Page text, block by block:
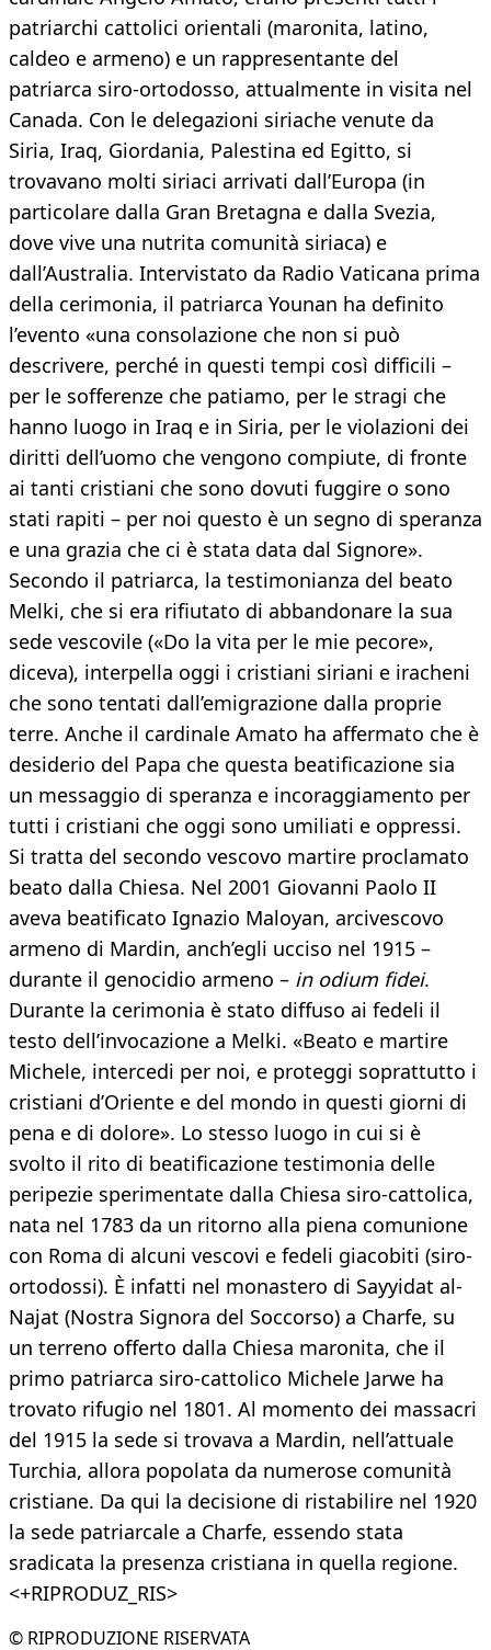
patriarchi cattolici orientali (maronita, latino,
caldeo e armeno) e un rappresentante del
patriarca siro-ortodosso, attualmente in visita nel
Canada. Con le delegazioni siriache venute da
Siria, Iraq, Giordania, Palestina ed Egitto, si
trovavano molti siriaci arrivati dall’Europa (in
particolare dalla Gran Bretagna e dalla Svezia,
dove vive una nutrita comunità siriaca) e
dall’Australia. Intervistato da Radio Vaticana prima
della cerimonia, il patriarca Younan ha definito
l’evento «una consolazione che non si può
descrivere, perché in questi tempi così difficili –
per le sofferenze che patiamo, per le stragi che
hanno luogo in Iraq e in Siria, per le violazioni dei
diritti dell’uomo che vengono compiute, di fronte
ai tanti cristiani che sono dovuti fuggire o sono
stati rapiti – per noi questo è un segno di speranza
e una grazia che ci è stata data dal Signore».
Secondo il patriarca, la testimonianza del beato
Melki, che si era rifiutato di abbandonare la sua
sede vescovile («Do la vita per le mie pecore»,
diceva), interpella oggi i cristiani siriani e iracheni
che sono tentati dall’emigrazione dalla proprie
terre. Anche il cardinale Amato ha affermato che è
desiderio del Papa che questa beatificazione sia
un messaggio di speranza e incoraggiamento per
tutti i cristiani che oggi sono umiliati e oppressi.
Si tratta del secondo vescovo martire proclamato
beato dalla Chiesa. Nel 2001 Giovanni Paolo II
aveva beatificato Ignazio Maloyan, arcivescovo
armeno di Mardin, anch’egli ucciso nel 1915 –
durante il genocidio armeno – in odium fidei.
Durante la cerimonia è stato diffuso ai fedeli il
testo dell’invocazione a Melki. «Beato e martire
Michele, intercedi per noi, e proteggi soprattutto i
cristiani d’Oriente e del mondo in questi giorni di
pena e di dolore». Lo stesso luogo in cui si è
svolto il rito di beatificazione testimonia delle
peripezie sperimentate dalla Chiesa siro-cattolica,
nata nel 1783 da un ritorno alla piena comunione
con Roma di alcuni vescovi e fedeli giacobiti (siro-
ortodossi). È infatti nel monastero di Sayyidat al-
Najat (Nostra Signora del Soccorso) a Charfe, su
un terreno offerto dalla Chiesa maronita, che il
primo patriarca siro-cattolico Michele Jarwe ha
trovato rifugio nel 1801. Al momento dei massacri
del 1915 la sede si trovava a Mardin, nell’attuale
Turchia, allora popolata da numerose comunità
cristiane. Da qui la decisione di ristabilire nel 1920
la sede patriarcale a Charfe, essendo stata
sradicata la presenza cristiana in quella regione.
<+RIPRODUZ_RIS>
© RIPRODUZIONE RISERVATA